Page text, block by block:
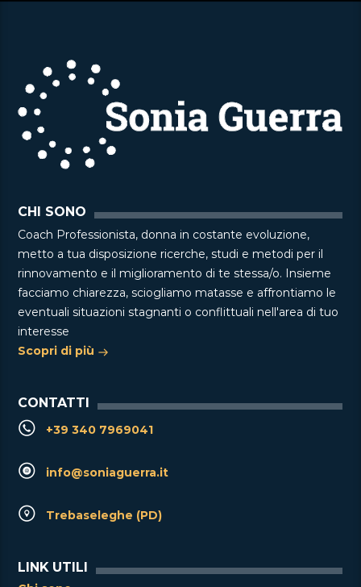
CHI SONO
Coach Professionista, donna in costante evoluzione,
metto a tua disposizione ricerche, studi e metodi per il
rinnovamento e il miglioramento di te stessa/o. Insieme
facciamo chiarezza, sciogliamo matasse e affrontiamo le
eventuali situazioni stagnanti o conflittuali nell'area di tuo
interesse
Scopri di più
CONTATTI
+39 340 7969041
info@soniaguerra.it
Trebaseleghe (PD)
LINK UTILI